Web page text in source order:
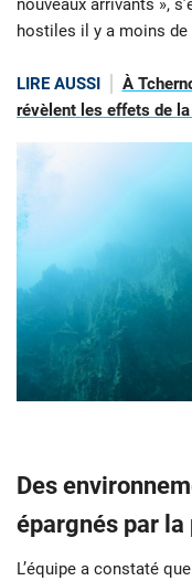
nouveaux arrivants »,
hostiles il y a moins de
LIRE AUSSI
À
révèlent les effets de
Des
épargnés par
L’équipe a constaté